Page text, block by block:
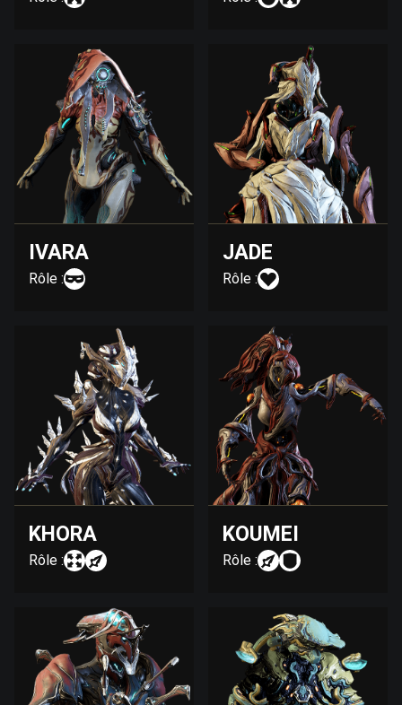
IVARA
Rôle :
JADE
Rôle :
KHORA
Rôle :
KOUMEI
Rôle :